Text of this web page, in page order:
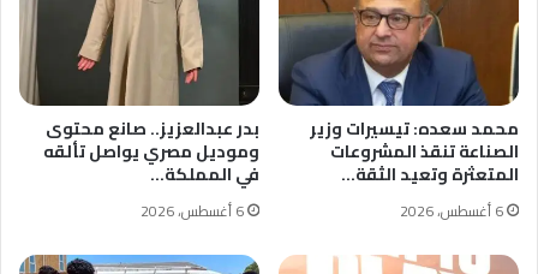
محمد سعده: تيسيرات وزير
الصناعة تنقذ المشروعات
المتعثرة وتعيد الثقة…
6 أغسطس، 2026
بدر عبدالعزيز.. صانع محتوى
وموديل مصري يواصل تألقه
في المملكة…
6 أغسطس، 2026